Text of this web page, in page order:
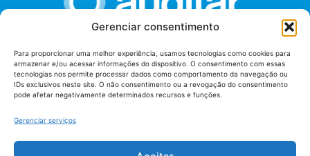
Gerenciar consentimento
Para proporcionar uma melhor experiência, usamos tecnologias como cookies para
armazenar e/ou acessar informações do dispositivo. O consentimento com essas
tecnologias nos permite processar dados como comportamento da navegação ou
IDs exclusivos neste site. O não consentimento ou a revogação do consentimento
pode afetar negativamente determinados recursos e funções.
Gerenciar serviços
União dos Auditores Federais de Controle Externo -
AUDITAR
Setor de Administração Federal Sul (SAF/Sul), Qd. 04, Lt. 01
Tribunal de Contas da União (TCU), Subsolo, Sala S04
Telefone: (61)3527-7292